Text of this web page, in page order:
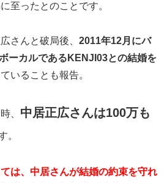
至ったとのことです。
さんと破局後、 2011年12月にバ
ーカルであるKENJI03との結婚を
いることも報告。
、 中居正広さんは100万も
。
は、中居さんが結婚の約束を守れ